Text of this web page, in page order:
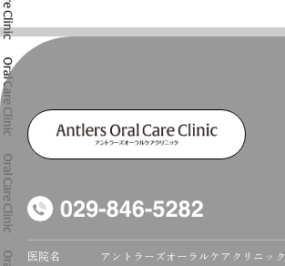
医院名
アントラーズオーラルケアクリニック